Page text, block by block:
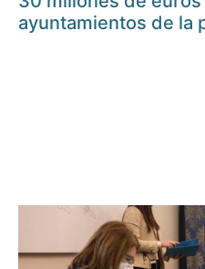
ayuntamientos de la